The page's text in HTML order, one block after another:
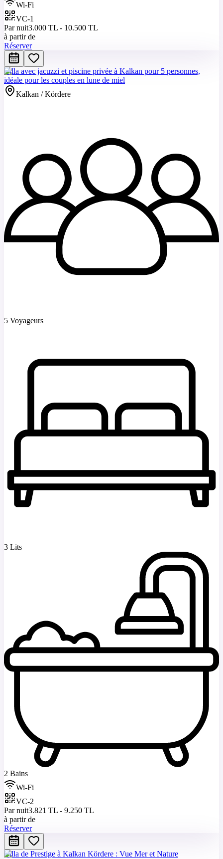
Wi-Fi
VC-1
Par nuit3.000 TL - 10.500 TL
à partir de
Réserver
Villa avec jacuzzi et piscine privée à Kalkan pour 5 personnes,
idéale pour les couples en lune de miel
Kalkan / Kördere
5 Voyageurs
3 Lits
2 Bains
Wi-Fi
VC-2
Par nuit3.821 TL - 9.250 TL
à partir de
Réserver
Villa de Prestige à Kalkan Kördere : Vue Mer et Nature